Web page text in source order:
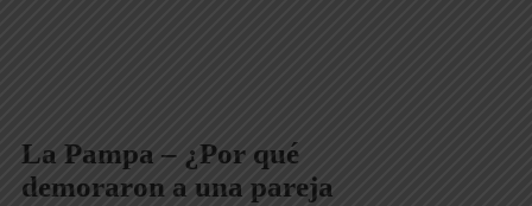
La Pampa – ¿Por qué
demoraron a una pareja